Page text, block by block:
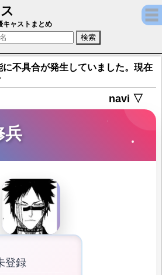
声優：小西克幸)【BLEACH
キャストまとめ
不具合が発生していました。現在
navi ▽
兵
登録